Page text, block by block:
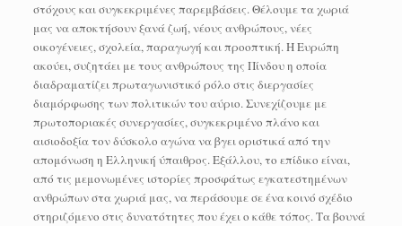
στόχους και συγκεκριμένες παρεμβάσεις. Θέλουμε τα χωριά
μας να αποκτήσουν ξανά ζωή, νέους ανθρώπους, νέες
οικογένειες, σχολεία, παραγωγή και προοπτική. Η Ευρώπη
ακούει, συζητάει με τους ανθρώπους της Πίνδου η οποία
διαδραματίζει πρωταγωνιστικό ρόλο στις διεργασίες
διαμόρφωσης των πολιτικών του αύριο. Συνεχίζουμε με
πρωτοποριακές συνεργασίες, συγκεκριμένο πλάνο και
αισιοδοξία τον δύσκολο αγώνα να βγει οριστικά από την
απομόνωση η Ελληνική ύπαιθρος. Εξάλλου, το επίδικο είναι,
από τις μεμονωμένες ιστορίες προσφάτως εγκατεστημένων
ανθρώπων στα χωριά μας, να περάσουμε σε ένα κοινό σχέδιο
στηριζόμενο στις δυνατότητες που έχει ο κάθε τόπος. Τα βουνά